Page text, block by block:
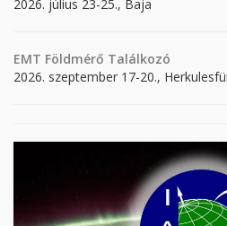
2026. július 23-25., Baja
EMT Földmérő Találkozó
2026. szeptember 17-20.,